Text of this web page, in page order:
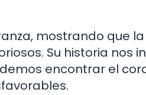
mostrando que
Su historia nos
encontrar el